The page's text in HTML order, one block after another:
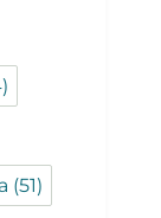
(51)